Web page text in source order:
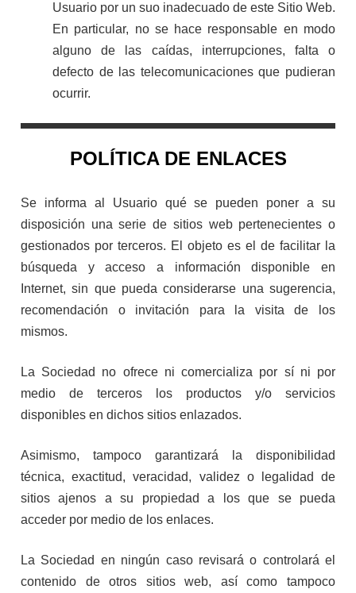
Usuario por un suo inadecuado de este Sitio Web.
En particular, no se hace responsable en modo
alguno de las caídas, interrupciones, falta o
defecto de las telecomunicaciones que pudieran
ocurrir.
POLÍTICA DE ENLACES
Se informa al Usuario qué se pueden poner a su
disposición una serie de sitios web pertenecientes o
gestionados por terceros. El objeto es el de facilitar la
búsqueda y acceso a información disponible en
Internet,sin que pueda considerarse una sugerencia,
recomendación o invitación para la visita de los
mismos.
La Sociedad no ofrece ni comercializa por sí ni por
medio de terceros los productos y/o servicios
disponibles en dichos sitios enlazados.
Asimismo, tampoco garantizará la disponibilidad
técnica, exactitud, veracidad, validez o legalidad de
sitios ajenos a su propiedad a los que se pueda
acceder por medio de los enlaces.
La Sociedad en ningún caso revisará o controlará el
contenido de otros sitios web, así como tampoco